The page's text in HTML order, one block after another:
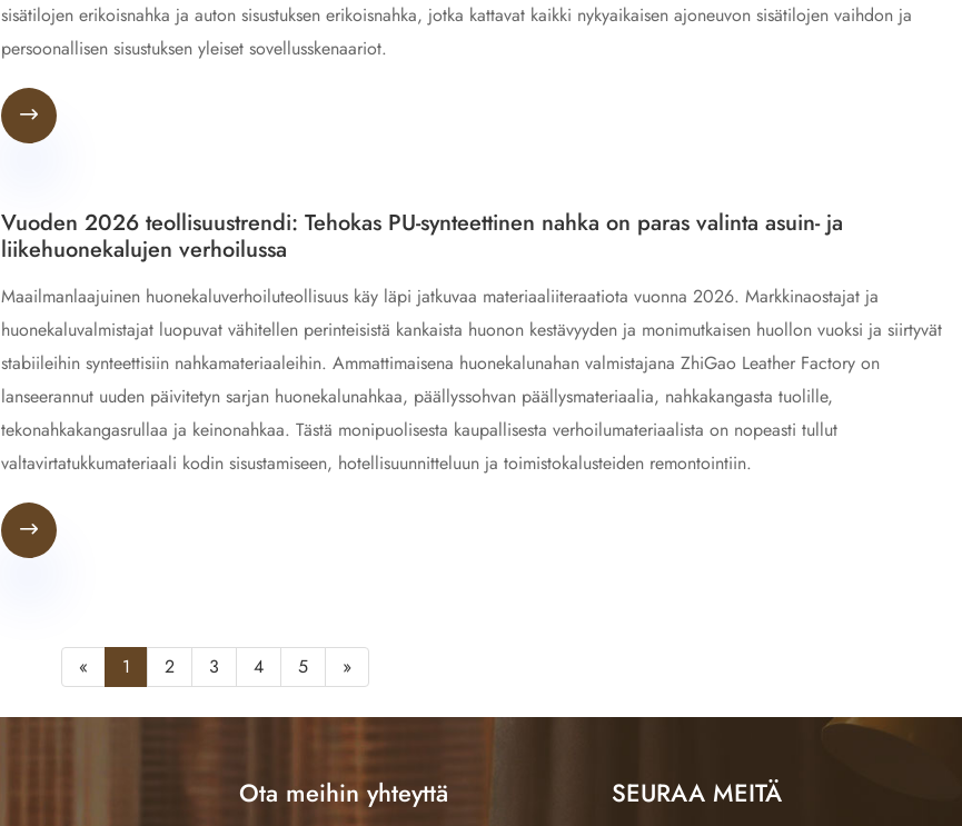
sisätilojen erikoisnahka ja auton sisustuksen erikoisnahka, jotka kattavat kaikki nykyaikaisen ajoneuvon sisätilojen vaihdon ja
persoonallisen sisustuksen yleiset sovellusskenaariot.

Vuoden 2026 teollisuustrendi: Tehokas PU-synteettinen nahka on paras valinta asuin- ja
liikehuonekalujen verhoilussa
Maailmanlaajuinen huonekaluverhoiluteollisuus käy läpi jatkuvaa materiaaliiteraatiota vuonna 2026. Markkinaostajat ja
huonekaluvalmistajat luopuvat vähitellen perinteisistä kankaista huonon kestävyyden ja monimutkaisen huollon vuoksi ja siirtyvät
stabiileihin synteettisiin nahkamateriaaleihin. Ammattimaisena huonekalunahan valmistajana ZhiGao Leather Factory on
lanseerannut uuden päivitetyn sarjan huonekalunahkaa, päällyssohvan päällysmateriaalia, nahkakangasta tuolille,
tekonahkakangasrullaa ja keinonahkaa. Tästä monipuolisesta kaupallisesta verhoilumateriaalista on nopeasti tullut
valtavirtatukkumateriaali kodin sisustamiseen, hotellisuunnitteluun ja toimistokalusteiden remontointiin.

« 1 2 3 4 5 »
Ota meihin yhteyttä SEURAA MEITÄ